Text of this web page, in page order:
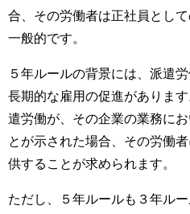
合、その労働者は正社員とし
一般的です。
５年ルールの背景には、派遣
長期的な雇用の促進がありま
遣労働が、その企業の業務に
とが示された場合、その労働
供することが求められます。
ただし、５年ルールも３年ル